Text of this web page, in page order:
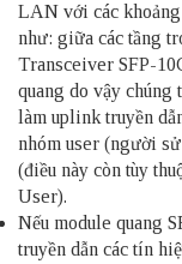
LAN với các
như: giữa các tầng
Transceiver SFP-
quang do vậy chúng
làm uplink truyền
nhóm user (người
(điều này còn tùy
User).
Nếu module quang
truyền dẫn các tín